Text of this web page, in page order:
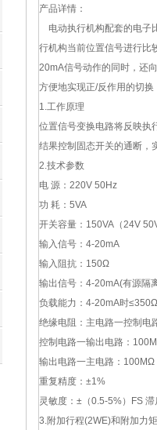
产品详情：
电动执行机构配套的电子
行机构当前位置信号进行比
20mA信号动作的同时，还
方便地实现正/反作用的切换
1.工作原理
位置信号变换电路将反映执
结果控制固态开关的通断，
2.技术参数
电 源： 220V 50Hz
功 耗： 5VA
开关容量： 150VA （24V
输入信号： 4-20mA
输入阻抗： 150Ω
输出信号： 4-20mA(有源隔
负载能力： 4-20mA时≤350Ω
绝缘电阻：主电路一控制电
控制电路一输出电路：
输出电路一主电路： 100MΩ
重复精度： ±1%
灵敏度： ± （0.5-5%） FS 滞
3.附加行程(2WE)和附加力矩